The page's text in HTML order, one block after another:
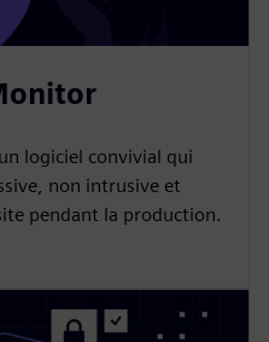
logiciel convivial qui
non intrusive et
pendant la production.